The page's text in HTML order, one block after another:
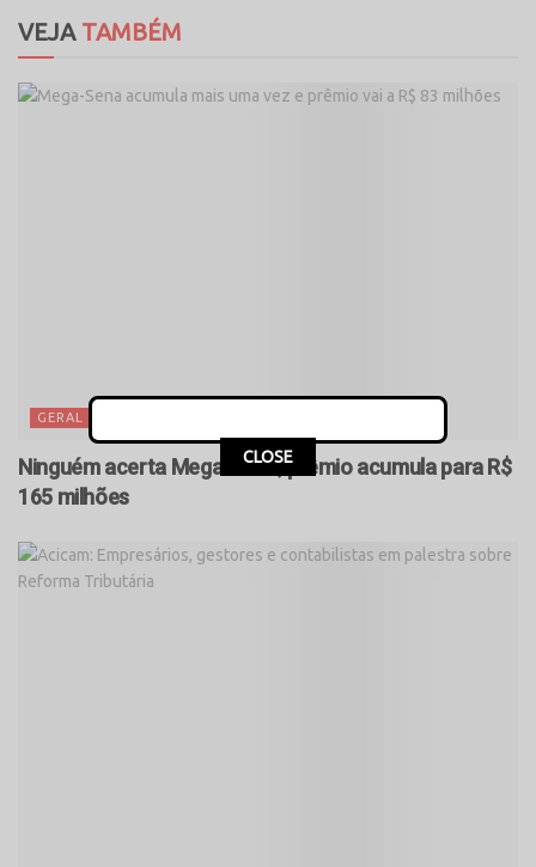
VEJATAMBÉM
GERAL
Ninguém acerta Mega-Sena; prêmio acumula para R$
165 milhões
CLOSE